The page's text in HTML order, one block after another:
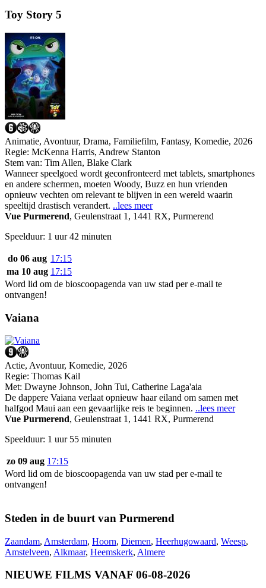
Toy Story 5
Animatie, Avontuur, Drama, Familiefilm, Fantasy, Komedie, 2026
Regie: McKenna Harris, Andrew Stanton
Stem van: Tim Allen, Blake Clark
Wanneer speelgoed wordt geconfronteerd met tablets, smartphones
en andere schermen, moeten Woody, Buzz en hun vrienden
opnieuw vechten om relevant te blijven in een wereld waarin
speeltijd drastisch verandert. ..lees meer
Vue Purmerend, Geulenstraat 1, 1441 RX, Purmerend
Speelduur: 1 uur 42 minuten
do 06 aug 17:15
ma 10 aug 17:15
Word lid om de bioscoopagenda van uw stad per e-mail te
ontvangen!
Vaiana
Actie, Avontuur, Komedie, 2026
Regie: Thomas Kail
Met: Dwayne Johnson, John Tui, Catherine Laga'aia
De dappere Vaiana verlaat opnieuw haar eiland om samen met
halfgod Maui aan een gevaarlijke reis te beginnen. ..lees meer
Vue Purmerend, Geulenstraat 1, 1441 RX, Purmerend
Speelduur: 1 uur 55 minuten
zo 09 aug 17:15
Word lid om de bioscoopagenda van uw stad per e-mail te
ontvangen!
Steden in de buurt van Purmerend
Zaandam, Amsterdam, Hoorn, Diemen, Heerhugowaard, Weesp,
Amstelveen, Alkmaar, Heemskerk, Almere
NIEUWE FILMS VANAF 06-08-2026